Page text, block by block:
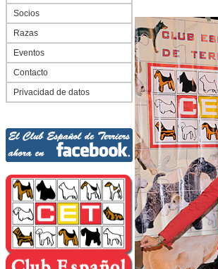
Socios
Razas
Eventos
Contacto
Privacidad de datos